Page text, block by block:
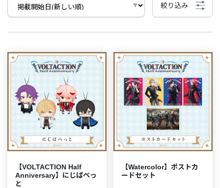
絞り込み
【VOLTACTION Half
Anniversary】にじぱぺっ
と
【Watercolor】ポストカ
ードセット